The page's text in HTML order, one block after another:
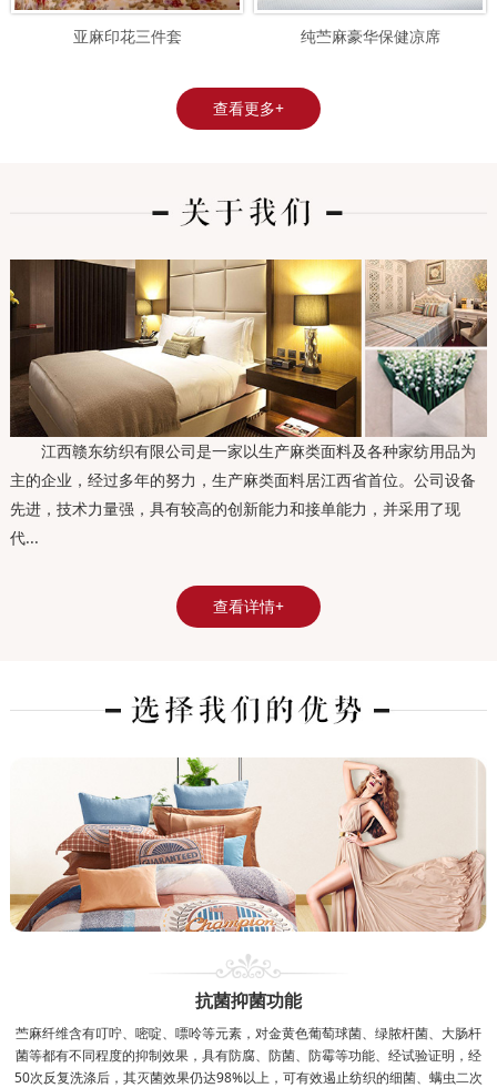
亚麻印花三件套 纯苎麻豪华保健凉席
查看更多+
江西赣东纺织有限公司是一家以生产麻类面料及各种家纺用品为
主的企业，经过多年的努力，生产麻类面料居江西省首位。公司设备
先进，技术力量强，具有较高的创新能力和接单能力，并采用了现
代...
查看详情+
抗菌抑菌功能
苎麻纤维含有叮咛、嘧啶、嘌呤等元素，对金黄色葡萄球菌、绿脓杆菌、大肠杆
菌等都有不同程度的抑制效果，具有防腐、防菌、防霉等功能、经试验证明，经
50次反复洗涤后，其灭菌效果仍达98%以上，可有效遏止纺织的细菌、螨虫二次